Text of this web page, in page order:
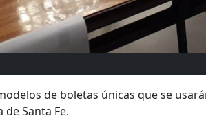
de boletas únicas que se
Santa Fe.